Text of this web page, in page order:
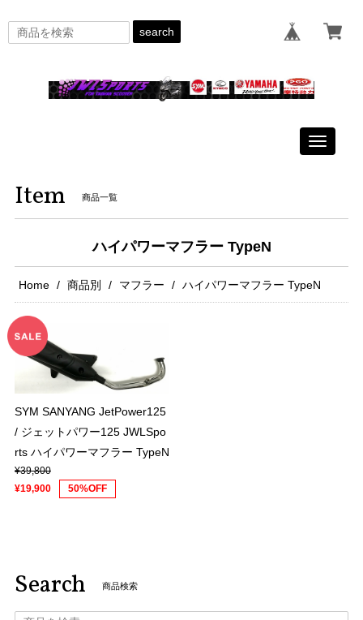
search
Toggle
Item 商品一覧
ハイパワーマフラー TypeN
Home 商品別 マフラー ハイパワーマフラー TypeN
SYM SANYANG JetPower125
/ ジェットパワー125 JWLSpo
rts ハイパワーマフラー TypeN
¥39,800
¥19,900
50%OFF
Search 商品検索